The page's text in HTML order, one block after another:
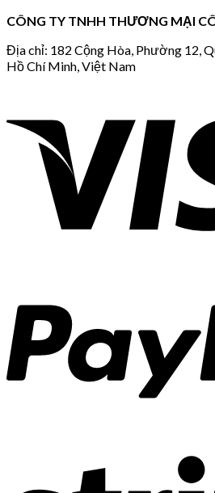
CÔNG TY TNHH THƯƠNG MẠI
Địa chỉ: 182 Cộng Hòa, Phường 12,
Hồ Chí Minh, Việt Nam